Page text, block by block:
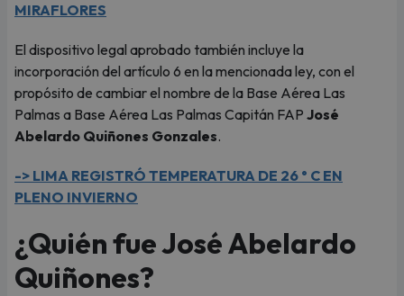
MIRAFLORES
El dispositivo legal aprobado también incluye la
incorporación del artículo 6 en la mencionada ley, con el
propósito de cambiar el nombre de la Base Aérea Las
Palmas a Base Aérea Las Palmas Capitán FAP José
Abelardo Quiñones Gonzales.
-> LIMA REGISTRÓ TEMPERATURA DE 26 ° C EN
PLENO INVIERNO
¿Quién fue José Abelardo
Quiñones?